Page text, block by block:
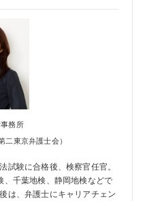
務所
第二東京弁護士会）
試験に合格後、検察官任官。
、千葉地検、静岡地検などで
は、弁護士にキャリアチェン